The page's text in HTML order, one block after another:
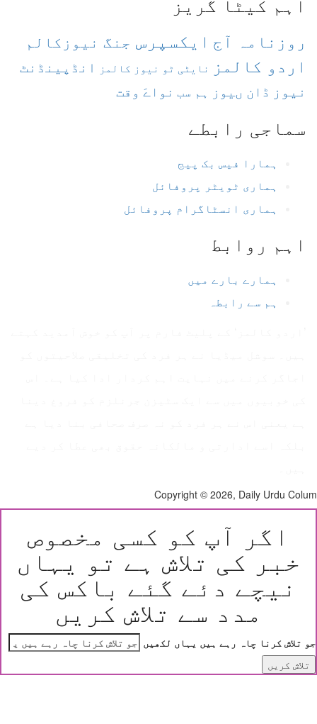
اہم کیٹا گریز
روزنامہ آج ایکسپرسجنگ نیوزکالم
اردو کالمز نایٹی ٹو نیوز کالمز انڈپینڈنٹ
نیوز ڈان ںیوز ہم سب نواےَ وقت
سماجی رابطے
ہمارا فیس بک پیج
ہماری ٹویٹر پروفائل
ہماری انسٹاگرام پروفائل
اہم روابط
ہمارے بارے میں
ہم سے رابطہ
Copyright © 2026, Daily Urdu
اگر آپ کو کسی مخصوص
خبر کی تلاش ہے تو یہاں
نیچے دئے گئے باکس کی
مدد سے تلاش کریں
تلاش کرنا چاہ رہے ہیں یہاں لکھیں